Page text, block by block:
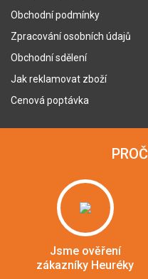
Obchodní podmínky
Zpracování osobních údajů
Obchodní sdělení
Jak reklamovat zboží
Cenová poptávka
Jsme ověření
zákazníky Heuréky